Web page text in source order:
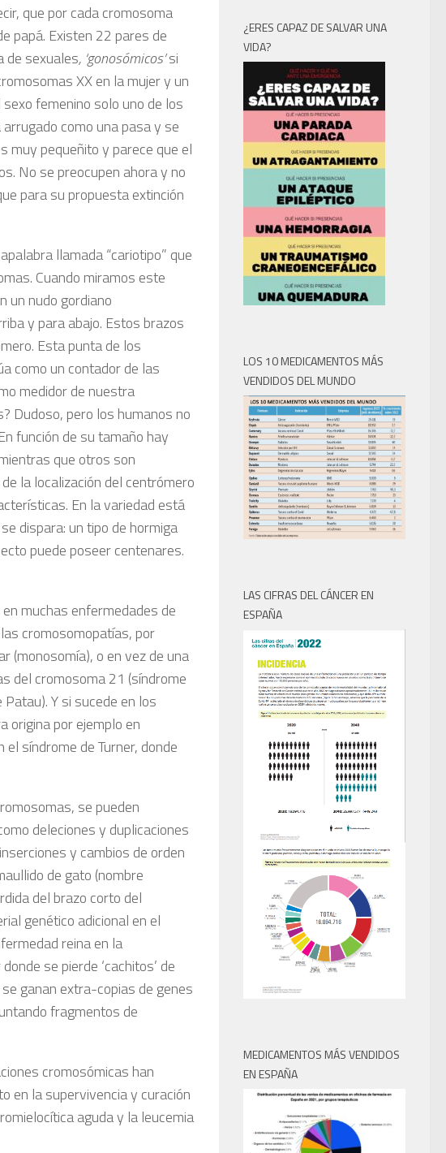
que por cada cromosoma
papá. Existen 22 pares de
de sexuales, ‘gonosómicos’si
XX en la mujer y un
femenino solo uno de los
como una pasa y se
muy pequeñito y parece que el
No se preocupen ahora y no
para su propuesta extinción
llamada “cariotipo” que
Cuando miramos este
un nudo gordiano
y para abajo. Estos brazos
Esta punta de los
como un contador de las
medidor de nuestra
Dudoso, pero los humanos no
función de su tamaño hay
que otros son
la localización del centrómero
En la variedad está
dispara: un tipo de hormiga
puede poseer centenares.
muchas enfermedades de
cromosomopatías, por
(monosomía), o en vez de una
del cromosoma 21 (síndrome
Y si sucede en los
origina por ejemplo en
síndrome de Turner, donde
se pueden
deleciones y duplicaciones
y cambios de orden
de gato (nombre
del brazo corto del
genético adicional en el
reina en la
se pierde ‘cachitos’ de
ganan extra-copias de genes
fragmentos de
cromosómicas han
en la supervivencia y curación
aguda y la leucemia
¿ERES CAPAZ DE SALVAR UNA
VIDA?
LOS 10 MEDICAMENTOS MÁS
VENDIDOS DEL MUNDO
LAS CIFRAS DEL CÁNCER EN
ESPAÑA
MEDICAMENTOS MÁS VENDIDOS
EN ESPAÑA